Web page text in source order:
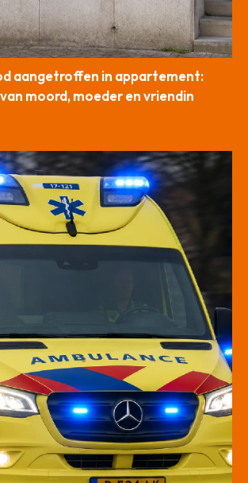
aangetroffen in appartement:
moord, moeder en vriendin